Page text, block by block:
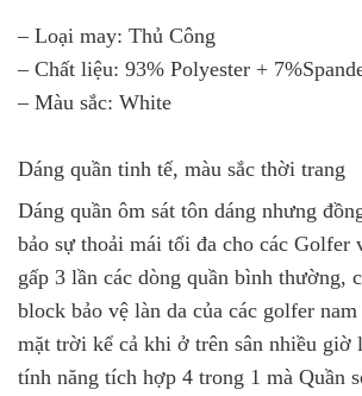
– Loại may: Thủ Công
– Chất liệu: 93% Polyester +
– Màu sắc: White
Dáng quần tinh tế, màu sắc thời trang
Dáng quần ôm sát tôn dáng nhưng
bảo sự thoải mái tối đa cho các Golfer
gấp 3 lần các dòng quần bình thường,
block bảo vệ làn da của các golfer
mặt trời kể cả khi ở trên sân nhiều giờ
tính năng tích hợp 4 trong 1 mà Quần